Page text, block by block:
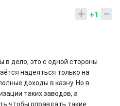
+1
в дело, это с одной стороны
надеяться только на
доходы в казну. Но в
таких заводов, а
чтобы оправдать такие